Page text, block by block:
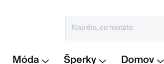
Móda Šperky Domov